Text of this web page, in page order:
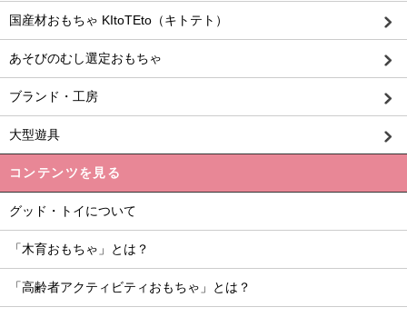
国産材おもちゃ KItoTEto（キトテト）
あそびのむし選定おもちゃ
ブランド・工房
大型遊具
コンテンツを見る
グッド・トイについて
「木育おもちゃ」とは？
「高齢者アクティビティおもちゃ」とは？